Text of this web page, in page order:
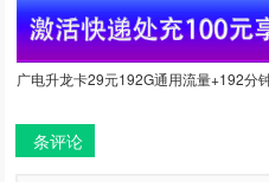
广电升龙卡29元192G通用流量+192分
条评论